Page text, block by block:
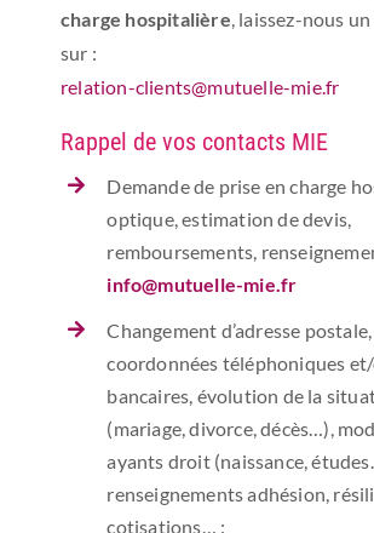
charge hospitalière , laissez-nous
sur :
relation-clients@mutuelle-mie.fr
Rappel de vos contacts MIE
Demande de prise en charge
optique, estimation de devis,
remboursements,
info@mutuelle-mie.fr
Changement d’adresse postale,
coordonnées téléphoniques
bancaires, évolution de la
(mariage, divorce, décès…),
ayants droit (naissance,
renseignements adhésion,
cotisations… :